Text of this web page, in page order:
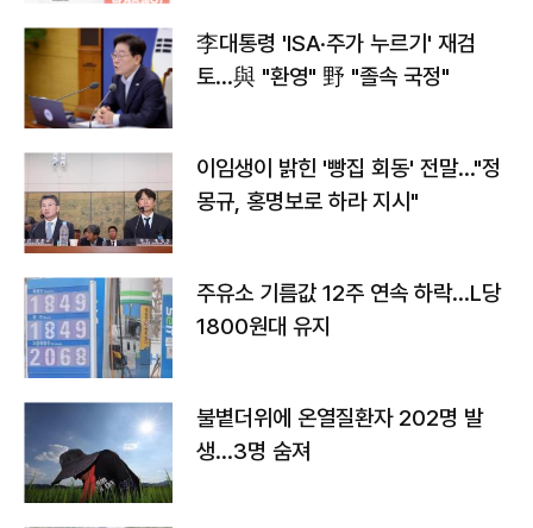
李대통령 'ISA·주가 누르기' 재검
토…與 "환영" 野 "졸속 국정"
이임생이 밝힌 '빵집 회동' 전말…"정
몽규, 홍명보로 하라 지시"
주유소 기름값 12주 연속 하락…L당
1800원대 유지
불볕더위에 온열질환자 202명 발
생…3명 숨져